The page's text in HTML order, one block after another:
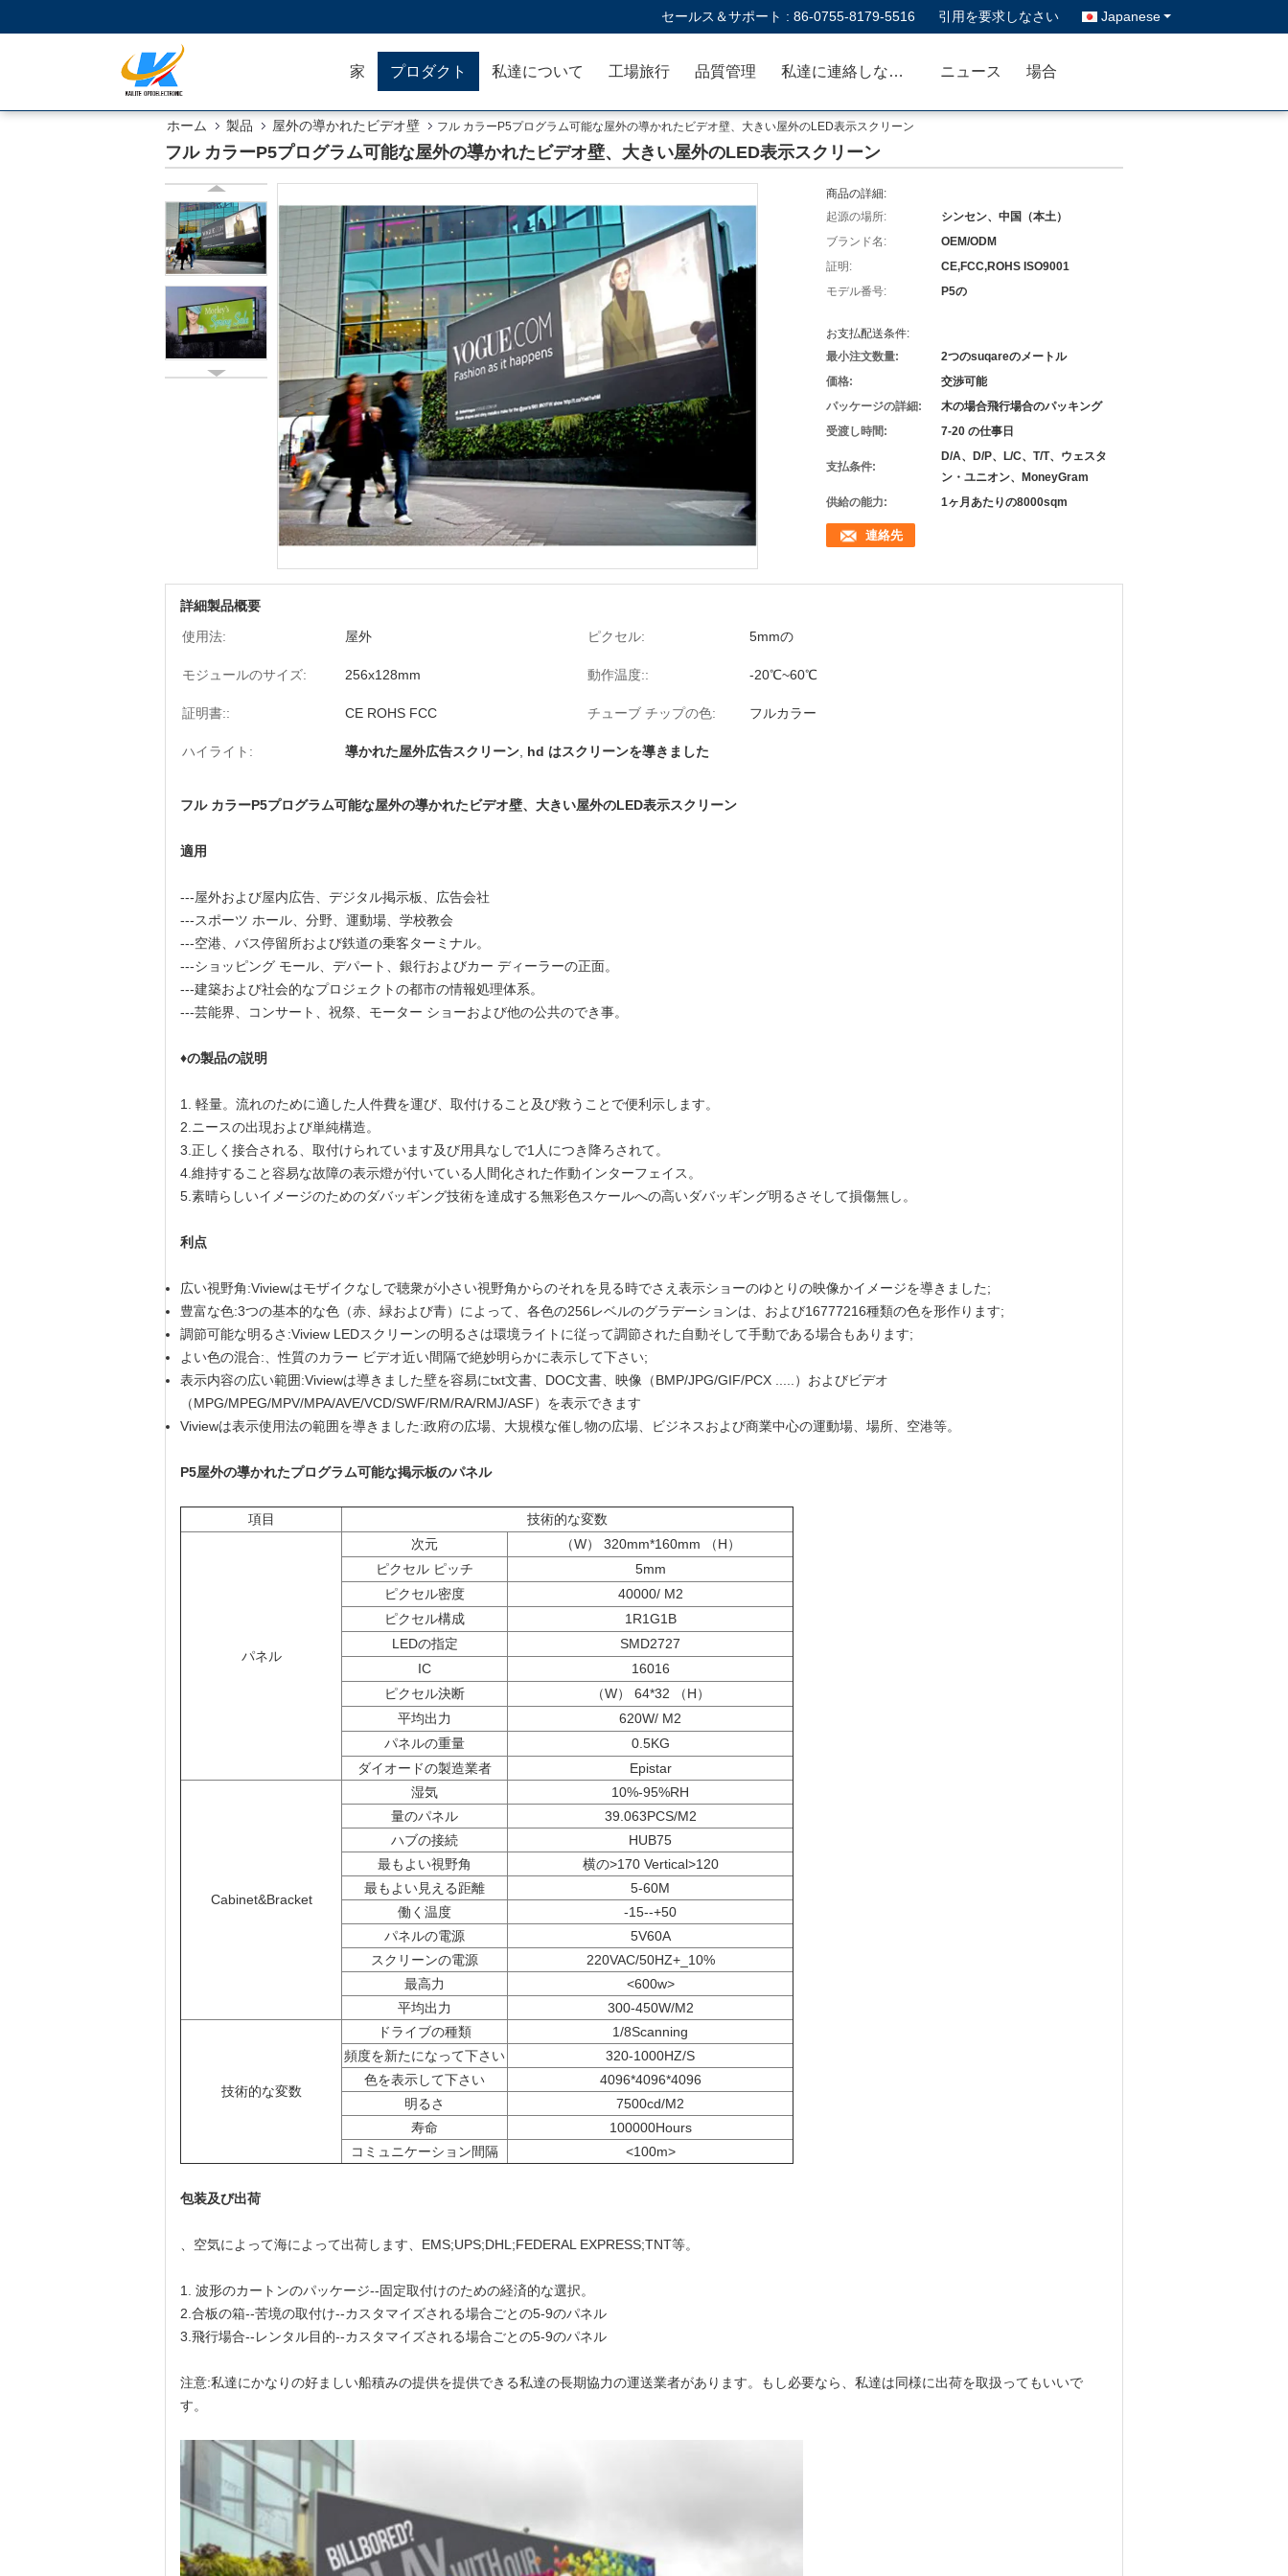
セールス＆サポート : 86-0755-8179-5516 引用を要求しなさい Japanese
家 プロダクト 私達について 工場旅行 品質管理 私達に連絡しなさい ニュース 場合
ホーム 製品 屋外の導かれたビデオ壁 フル カラーP5プログラム可能な屋外の導かれたビデオ壁、大きい屋外のLED表示スクリーン
フル カラーP5プログラム可能な屋外の導かれたビデオ壁、大きい屋外のLED表示スクリーン
商品の詳細:
起源の場所:
シンセン、中国（本土）
ブランド名:
OEM/ODM
証明:
CE,FCC,ROHS ISO9001
モデル番号:
P5の
お支払配送条件:
最小注文数量:
2つのsuqareのメートル
価格:
交渉可能
パッケージの詳細:
木の場合飛行場合のパッキング
受渡し時間:
7-20 の仕事日
支払条件:
D/A、D/P、L/C、T/T、ウェスタ
ン・ユニオン、MoneyGram
供給の能力:
1ヶ月あたりの8000sqm
連絡先
詳細製品概要
使用法:
屋外 ピクセル: 5mmの
モジュールのサイズ: 256x128mm 動作温度:: -20℃~60℃
証明書:: CE ROHS FCC チューブ チップの色: フルカラー
ハイライト: 導かれた屋外広告スクリーン hd はスクリーンを導きました
フル カラーP5プログラム可能な屋外の導かれたビデオ壁、大きい屋外のLED表示スクリーン
適用
---屋外および屋内広告、デジタル掲示板、広告会社
---スポーツ ホール、分野、運動場、学校教会
---空港、バス停留所および鉄道の乗客ターミナル。
---ショッピング モール、デパート、銀行およびカー ディーラーの正面。
---建築および社会的なプロジェクトの都市の情報処理体系。
---芸能界、コンサート、祝祭、モーター ショーおよび他の公共のでき事。
♦の製品の説明
1. 軽量。流れのために適した人件費を運び、取付けること及び救うことで便利示します。
2.ニースの出現および単純構造。
3.正しく接合される、取付けられています及び用具なしで1人につき降ろされて。
4.維持すること容易な故障の表示燈が付いている人間化された作動インターフェイス。
5.素晴らしいイメージのためのダバッギング技術を達成する無彩色スケールへの高いダバッギング明るさそして損傷無し。
利点
広い視野角:Viviewはモザイクなしで聴衆が小さい視野角からのそれを見る時でさえ表示ショーのゆとりの映像かイメージを導きました;
豊富な色:3つの基本的な色（赤、緑および青）によって、各色の256レベルのグラデーションは、および16777216種類の色を形作ります;
調節可能な明るさ:Viview LEDスクリーンの明るさは環境ライトに従って調節された自動そして手動である場合もあります;
よい色の混合:、性質のカラー ビデオ近い間隔で絶妙明らかに表示して下さい;
表示内容の広い範囲:Viviewは導きました壁を容易にtxt文書、DOC文書、映像（BMP/JPG/GIF/PCX .....）およびビデオ
（MPG/MPEG/MPV/MPA/AVE/VCD/SWF/RM/RA/RMJ/ASF）を表示できます
Viviewは表示使用法の範囲を導きました:政府の広場、大規模な催し物の広場、ビジネスおよび商業中心の運動場、場所、空港等。
P5屋外の導かれたプログラム可能な掲示板のパネル
項目 技術的な変数
パネル
次元
（W） 320mm*160mm （H）
ピクセル ピッチ
5mm
ピクセル密度
40000/ M2
ピクセル構成
1R1G1B
LEDの指定
SMD2727
IC
16016
ピクセル決断
（W） 64*32 （H）
平均出力
620W/ M2
パネルの重量
0.5KG
ダイオードの製造業者
Epistar
Cabinet&Bracket
湿気
10%-95%RH
量のパネル
39.063PCS/M2
ハブの接続
HUB75
最もよい視野角
横の>170 Vertical>120
最もよい見える距離
5-60M
働く温度
-15--+50
パネルの電源
5V60A
スクリーンの電源
220VAC/50HZ+_10%
最高力
<600w>
平均出力
300-450W/M2
技術的な変数
ドライブの種類
1/8Scanning
頻度を新たになって下さい
320-1000HZ/S
色を表示して下さい
4096*4096*4096
明るさ
7500cd/M2
寿命
100000Hours
コミュニケーション間隔
<100m>
包装及び出荷
、空気によって海によって出荷します、EMS;UPS;DHL;FEDERAL EXPRESS;TNT等。
1. 波形のカートンのパッケージ--固定取付けのための経済的な選択。
2.合板の箱--苦境の取付け--カスタマイズされる場合ごとの5-9のパネル
3.飛行場合--レンタル目的--カスタマイズされる場合ごとの5-9のパネル
注意:私達にかなりの好ましい船積みの提供を提供できる私達の長期協力の運送業者があります。もし必要なら、私達は同様に出荷を取扱ってもいいで
す。